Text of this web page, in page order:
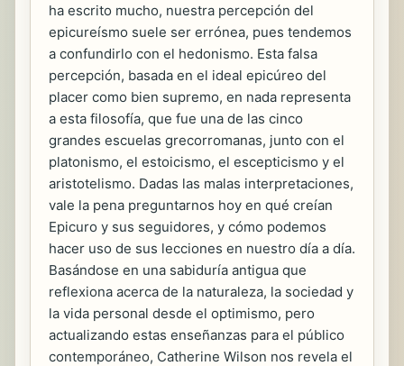
ha escrito mucho, nuestra percepción del
epicureísmo suele ser errónea, pues tendemos
a confundirlo con el hedonismo. Esta falsa
percepción, basada en el ideal epicúreo del
placer como bien supremo, en nada representa
a esta filosofía, que fue una de las cinco
grandes escuelas grecorromanas, junto con el
platonismo, el estoicismo, el escepticismo y el
aristotelismo. Dadas las malas interpretaciones,
vale la pena preguntarnos hoy en qué creían
Epicuro y sus seguidores, y cómo podemos
hacer uso de sus lecciones en nuestro día a día.
Basándose en una sabiduría antigua que
reflexiona acerca de la naturaleza, la sociedad y
la vida personal desde el optimismo, pero
actualizando estas enseñanzas para el público
contemporáneo, Catherine Wilson nos revela el